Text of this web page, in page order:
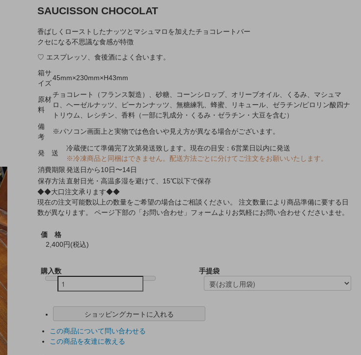
SAUCISSON CHOCOLAT
香ばしくローストしたナッツとマシュマロを加えたチョコレートバー
クセになる不思議な食感が特徴
♡ エスプレッソ、食後酒によく合います。
箱サ
イズ
45mm×230mm×H43mm
原材
料
チョコレート（フランス製造）、砂糖、コーンシロップ、オリーブオイル、くるみ、マシュマ
ロ、ヘーゼルナッツ、ピーカンナッツ、無糖練乳、蜂蜜、リキュール、ゼラチン/ピロリン酸四ナ
トリウム、レシチン、香料（一部に乳成分・くるみ・ゼラチン・大豆を含む）
備
考
※パソコン画面上と実物では色合いや見え方が異なる場合がございます。
発 送
冷蔵便にて準備完了次第発送致します。現在の目安：6営業日以内に発送
※冷凍商品と同梱はできません。配送方法ごとに分けてご注文をお願いいたします。
消費期限 発送日から10日〜14日
保存方法直射日光・高温多湿を避けて、15℃以下で保存
◆◆大口注文承ります◆◆
現在の注文可能数以上の数量をご希望の場合はご相談ください。 注文数量により商品準備に要する日
数が異なります。 ページ下部の「お問い合わせ」フォームよりお気軽にお問い合わせくださいませ。
価 格
2,400円(税込)
購入数 手提袋
ショッピングカートに入れる
この商品について問い合わせる
この商品を友達に教える